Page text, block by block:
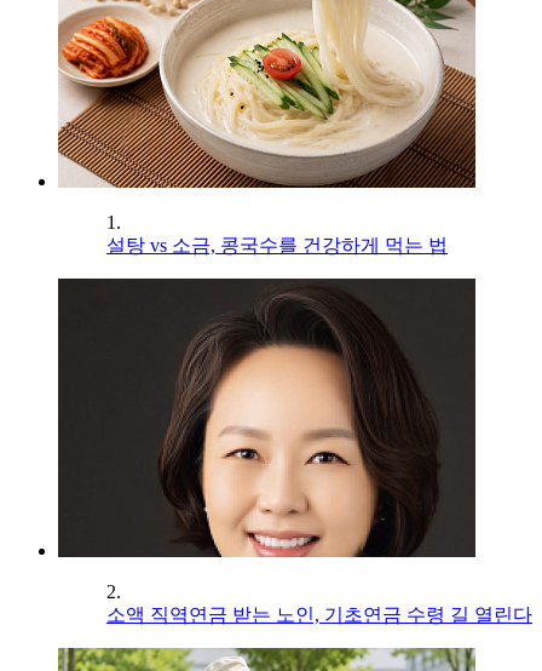
1.
설탕 vs 소금, 콩국수를 건강하게 먹는 법
2.
소액 직역연금 받는 노인, 기초연금 수령 길 열린다